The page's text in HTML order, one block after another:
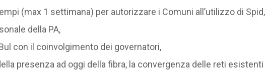
(max 1 settimana) per autorizzare i Comuni all’utilizzo di Spid,
della PA,
con il coinvolgimento dei governatori,
presenza ad oggi della fibra, la convergenza delle reti esistenti